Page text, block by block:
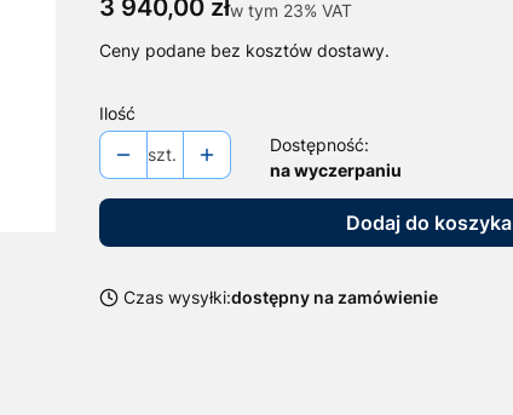
3 940,00 złw tym 23% VAT
w tym 23% VAT
Ceny podane bez kosztów dostawy.
Ilość
szt.
Dostępność:
na wyczerpaniu
Dodaj do koszyka
Czas wysyłki:dostępny na zamówienie